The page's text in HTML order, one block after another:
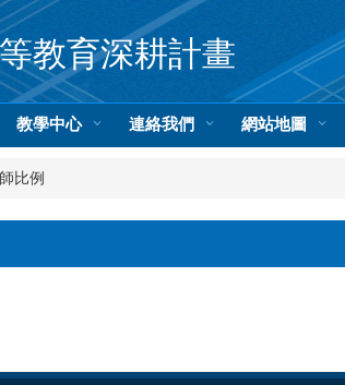
教育深耕計畫
教學中心 連絡我們 網站地圖
比例